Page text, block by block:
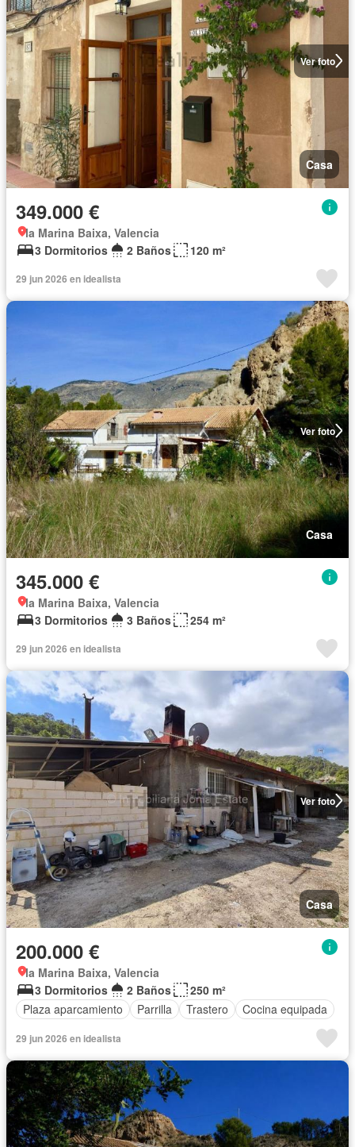
Ver foto
Casa
349.000 €
la Marina Baixa, Valencia
3 Dormitorios
2 Baños 120 m²
29 jun 2026 en idealista
Ver foto
Casa
345.000 €
la Marina Baixa, Valencia
3 Dormitorios
3 Baños 254 m²
29 jun 2026 en idealista
Ver foto
Casa
200.000 €
la Marina Baixa, Valencia
3 Dormitorios
2 Baños
250 m²
Plaza aparcamiento
Parrilla Trastero Cocina equipada
29 jun 2026 en idealista